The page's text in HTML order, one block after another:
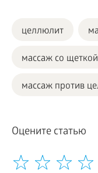
целлюлит
массаж со щеткой
массаж против
Оцените статью